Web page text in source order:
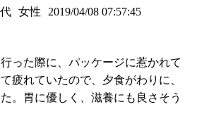
女性 2019/04/08 07:57:45
った際に、パッケージに惹かれて
疲れていたので、夕食がわりに、
。胃に優しく、滋養にも良さそう